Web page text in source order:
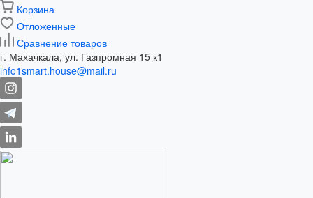
Корзина
Отложенные
Сравнение товаров
г. Махачкала, ул. Газпромная 15 к1
info1smart.house@mail.ru